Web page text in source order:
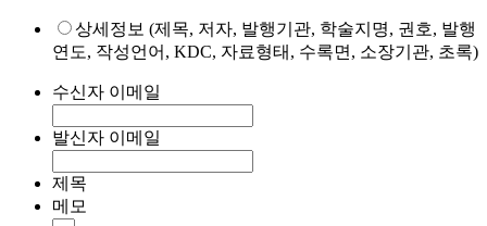
상세정보 (제목, 저자, 발행기관, 학술지명, 권호, 발행
연도, 작성언어, KDC, 자료형태, 수록면, 소장기관, 초록)
수신자 이메일
발신자 이메일
제목
메모